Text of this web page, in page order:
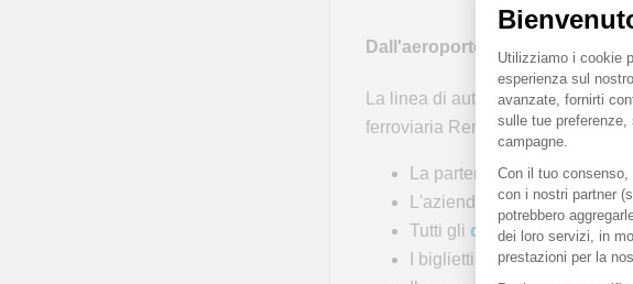
Dall'aeroporto di Reus al centro
La linea di autobusL50vi porta al
ferroviaria Renfe di Reus.
La partenza della lineaL50
L'azienda che gestisce
Tutti gli orari degli autobus
I biglietti possono essere